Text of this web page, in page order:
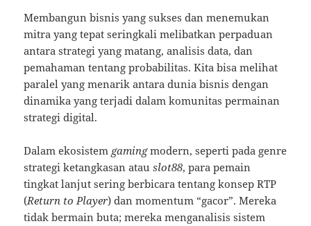
Membangun bisnis yang sukses dan menemukan
mitra yang tepat seringkali melibatkan perpaduan
antara strategi yang matang, analisis data, dan
pemahaman tentang probabilitas. Kita bisa melihat
paralel yang menarik antara dunia bisnis dengan
dinamika yang terjadi dalam komunitas permainan
strategi digital.
Dalam ekosistem gamingmodern, seperti pada genre
strategi ketangkasan atauslot88, para pemain
tingkat lanjut sering berbicara tentang konsep RTP
(Return to Player) dan momentum “gacor”. Mereka
tidak bermain buta; mereka menganalisis sistem